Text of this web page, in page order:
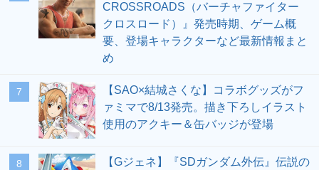
CROSSROADS（バーチャファイター
クロスロード）』発売時期、ゲーム概
要、登場キャラクターなど最新情報まと
め
7
【SAO×結城さくな】コラボグッズがフ
ァミマで8/13発売。描き下ろしイラスト
使用のアクキー＆缶バッジが登場
8
【Gジェネ】『SDガンダム外伝』伝説の